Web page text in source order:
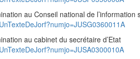
au Conseil national de l’information
au cabinet du secrétaire d’Etat